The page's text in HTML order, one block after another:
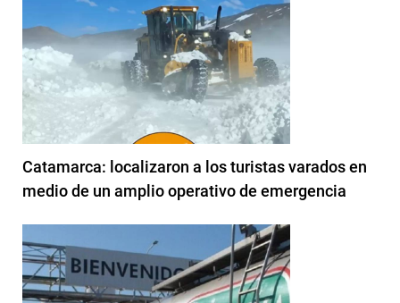
Catamarca: localizaron a los turistas varados en
medio de un amplio operativo de emergencia